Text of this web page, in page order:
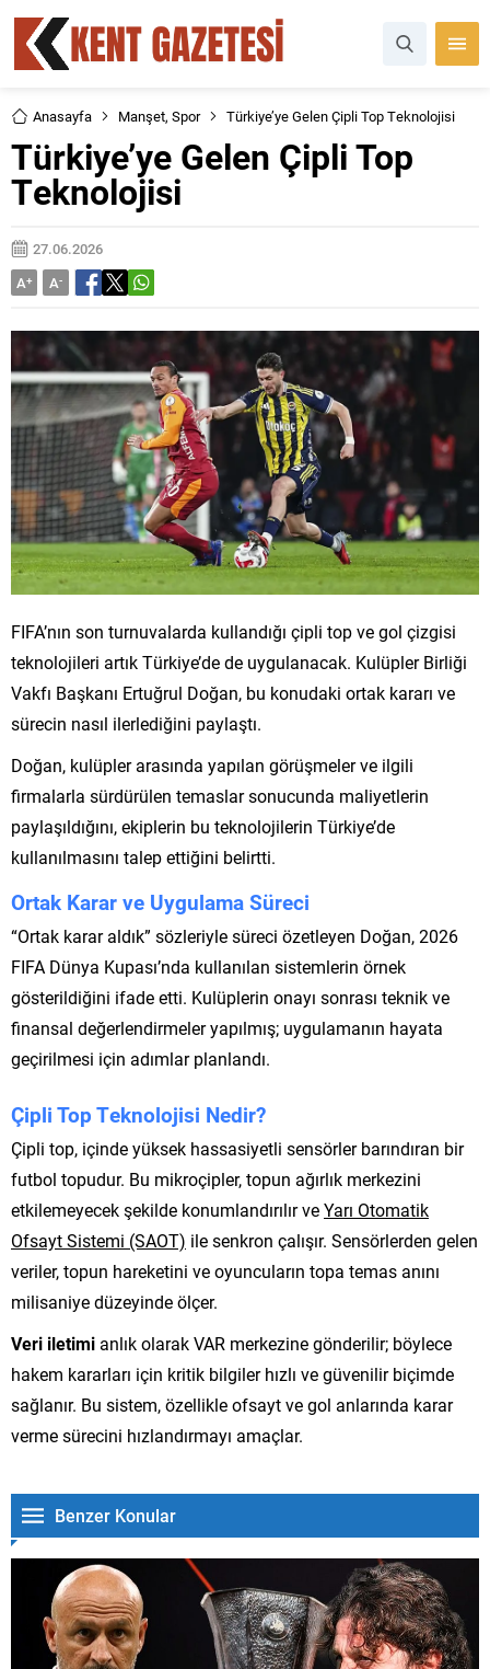
Anasayfa Manşet, Spor Türkiye’ye Gelen Çipli Top Teknolojisi
Türkiye’ye Gelen Çipli Top
Teknolojisi
27.06.2026
A+ A-
FIFA’nın son turnuvalarda kullandığı çipli top ve gol çizgisi
teknolojileri artık Türkiye’de de uygulanacak. Kulüpler Birliği
Vakfı Başkanı Ertuğrul Doğan, bu konudaki ortak kararı ve
sürecin nasıl ilerlediğini paylaştı.
Doğan, kulüpler arasında yapılan görüşmeler ve ilgili
firmalarla sürdürülen temaslar sonucunda maliyetlerin
paylaşıldığını, ekiplerin bu teknolojilerin Türkiye’de
kullanılmasını talep ettiğini belirtti.
Ortak Karar ve Uygulama Süreci
“Ortak karar aldık” sözleriyle süreci özetleyen Doğan, 2026
FIFA Dünya Kupası’nda kullanılan sistemlerin örnek
gösterildiğini ifade etti. Kulüplerin onayı sonrası teknik ve
finansal değerlendirmeler yapılmış; uygulamanın hayata
geçirilmesi için adımlar planlandı.
Çipli Top Teknolojisi Nedir?
Çipli top, içinde yüksek hassasiyetli sensörler barındıran bir
futbol topudur. Bu mikroçipler, topun ağırlık merkezini
etkilemeyecek şekilde konumlandırılır veYarı Otomatik
Ofsayt Sistemi (SAOT) ile senkron çalışır. Sensörlerden gelen
veriler, topun hareketini ve oyuncuların topa temas anını
milisaniye düzeyinde ölçer.
Veri iletimi anlık olarak VAR merkezine gönderilir; böylece
hakem kararları için kritik bilgiler hızlı ve güvenilir biçimde
sağlanır. Bu sistem, özellikle ofsayt ve gol anlarında karar
verme sürecini hızlandırmayı amaçlar.
Benzer Konular